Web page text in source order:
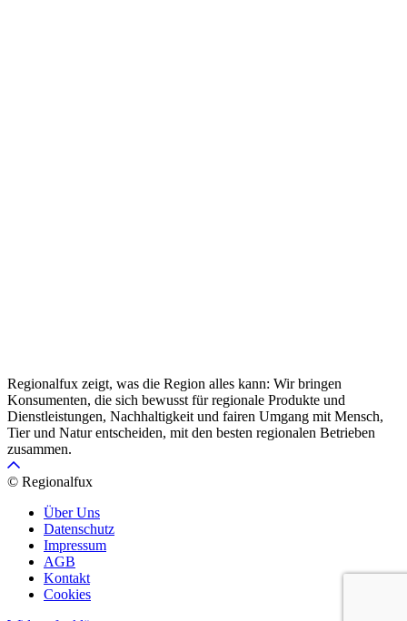
Regionalfux zeigt, was die Region alles kann: Wir bringen
Konsumenten, die sich bewusst für regionale Produkte und
Dienstleistungen, Nachhaltigkeit und fairen Umgang mit Mensch,
Tier und Natur entscheiden, mit den besten regionalen Betrieben
zusammen.
© Regionalfux
Über Uns
Datenschutz
Impressum
AGB
Kontakt
Cookies